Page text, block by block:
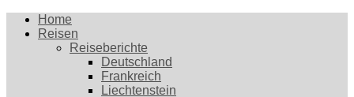
Home
Reisen
Reiseberichte
Deutschland
Frankreich
Liechtenstein